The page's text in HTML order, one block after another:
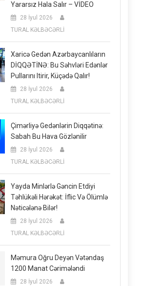
Yararsız Hala Salır – VİDEO
28 İyul 2026
TURAL KƏLBƏCƏRLİ
Xaricə Gedən Azərbaycanlıların
DİQQƏTİNƏ: Bu Səhvləri Edənlər
Pullarını Itirir, Küçədə Qalır!
28 İyul 2026
TURAL KƏLBƏCƏRLİ
Çimərliyə Gedənlərin Diqqətinə:
Sabah Bu Hava Gözlənilir
28 İyul 2026
TURAL KƏLBƏCƏRLİ
Yayda Minlərlə Gəncin Etdiyi
Təhlükəli Hərəkət: İflic Və Ölümlə
Nəticələnə Bilər!
28 İyul 2026
TURAL KƏLBƏCƏRLİ
Məmura Oğru Deyən Vətəndaş
1200 Manat Cərimələndi
28 İyul 2026